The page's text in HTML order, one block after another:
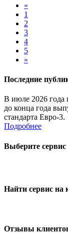
«
1
2
3
4
5
»
Последние
В июле 2026 года
до конца года
стандарта Евро-3.
Подробнее
Выберите
Найти сервис на
Отзывы